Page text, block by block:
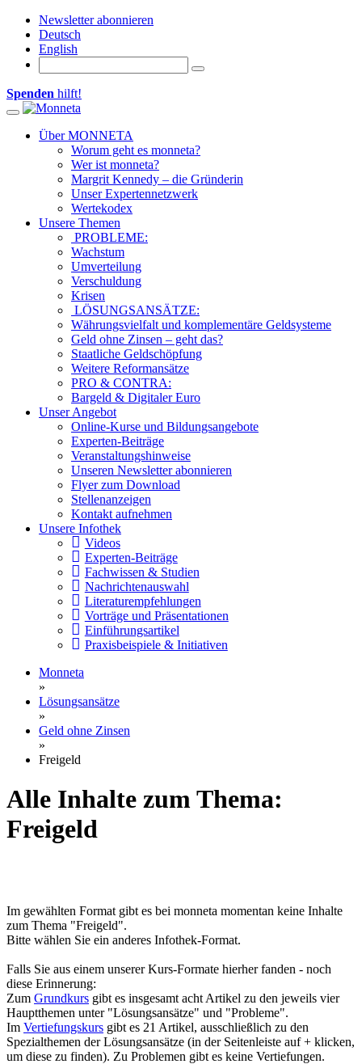
Newsletter abonnieren
Deutsch
English
Spenden hilft!
Toggle navigation
Über MONNETA
Worum geht es monneta?
Wer ist monneta?
Margrit Kennedy – die Gründerin
Unser Expertennetzwerk
Wertekodex
Unsere Themen
PROBLEME:
Wachstum
Umverteilung
Verschuldung
Krisen
LÖSUNGSANSÄTZE:
Währungsvielfalt und komplementäre Geldsysteme
Geld ohne Zinsen – geht das?
Staatliche Geldschöpfung
Weitere Reformansätze
PRO & CONTRA:
Bargeld & Digitaler Euro
Unser Angebot
Online-Kurse und Bildungsangebote
Experten-Beiträge
Veranstaltungshinweise
Unseren Newsletter abonnieren
Flyer zum Download
Stellenanzeigen
Kontakt aufnehmen
Unsere Infothek
Videos
Experten-Beiträge
Fachwissen & Studien
Nachrichtenauswahl
Literaturempfehlungen
Vorträge und Präsentationen
Einführungsartikel
Praxisbeispiele & Initiativen
Monneta
»
Lösungsansätze
»
Geld ohne Zinsen
»
Freigeld
Alle Inhalte zum Thema:
Freigeld
Im gewählten Format gibt es bei monneta momentan keine Inhalte
zum Thema "Freigeld".
Bitte wählen Sie ein anderes Infothek-Format.
Falls Sie aus einem unserer Kurs-Formate hierher fanden - noch
diese Erinnerung:
Zum Grundkurs gibt es insgesamt acht Artikel zu den jeweils vier
Hauptthemen unter "Lösungsansätze" und "Probleme".
Im Vertiefungskurs gibt es 21 Artikel, ausschließlich zu den
Spezialthemen der Lösungsansätze (in der Seitenleiste auf + klicken,
um diese zu finden). Zu Problemen gibt es keine Vertiefungen.